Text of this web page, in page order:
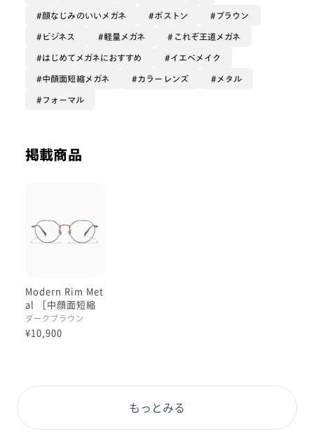
線が細くかけてる感が少ないので、メガネが似合わない
着用しているライトオレンジのカラーレンズはパッとお
顔なじみのいいメガネ ボストン ブラウン
ビジネス 軽量メガネ これぞ王道メガネ
はじめてメガネにおすすめ イエベメイク
中顔面短縮メガネ カラーレンズ メタル
フォーマル
掲載商品
Modern Rim Met
al ［中顔面短縮
メガネ］
ダークブラウン
¥10,900
もっとみる